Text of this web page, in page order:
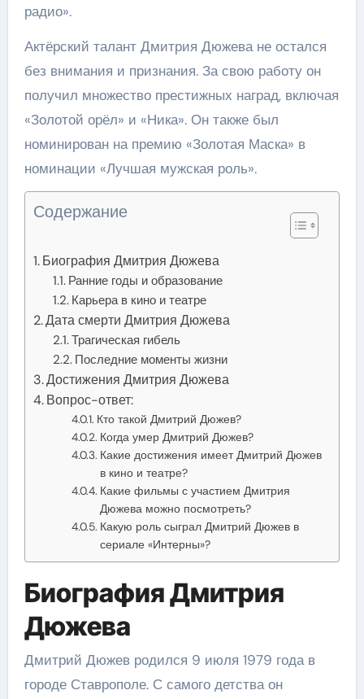
радио».
Актёрский талант Дмитрия Дюжева не остался
без внимания и признания. За свою работу он
получил множество престижных наград, включая
«Золотой орёл» и «Ника». Он также был
номинирован на премию «Золотая Маска» в
номинации «Лучшая мужская роль».
Содержание
Биография Дмитрия Дюжева
Ранние годы и образование
Карьера в кино и театре
Дата смерти Дмитрия Дюжева
Трагическая гибель
Последние моменты жизни
Достижения Дмитрия Дюжева
Вопрос-ответ:
Кто такой Дмитрий Дюжев?
Когда умер Дмитрий Дюжев?
Какие достижения имеет Дмитрий Дюжев
в кино и театре?
Какие фильмы с участием Дмитрия
Дюжева можно посмотреть?
Какую роль сыграл Дмитрий Дюжев в
сериале «Интерны»?
Биография Дмитрия
Дюжева
Дмитрий Дюжев родился 9 июля 1979 года в
городе Ставрополе. С самого детства он